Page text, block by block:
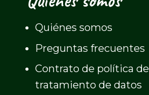
Quiénes somos
Preguntas frecuentes
Contrato de política de
tratamiento de datos